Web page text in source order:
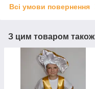
Всі умови повернення
З цим товаром